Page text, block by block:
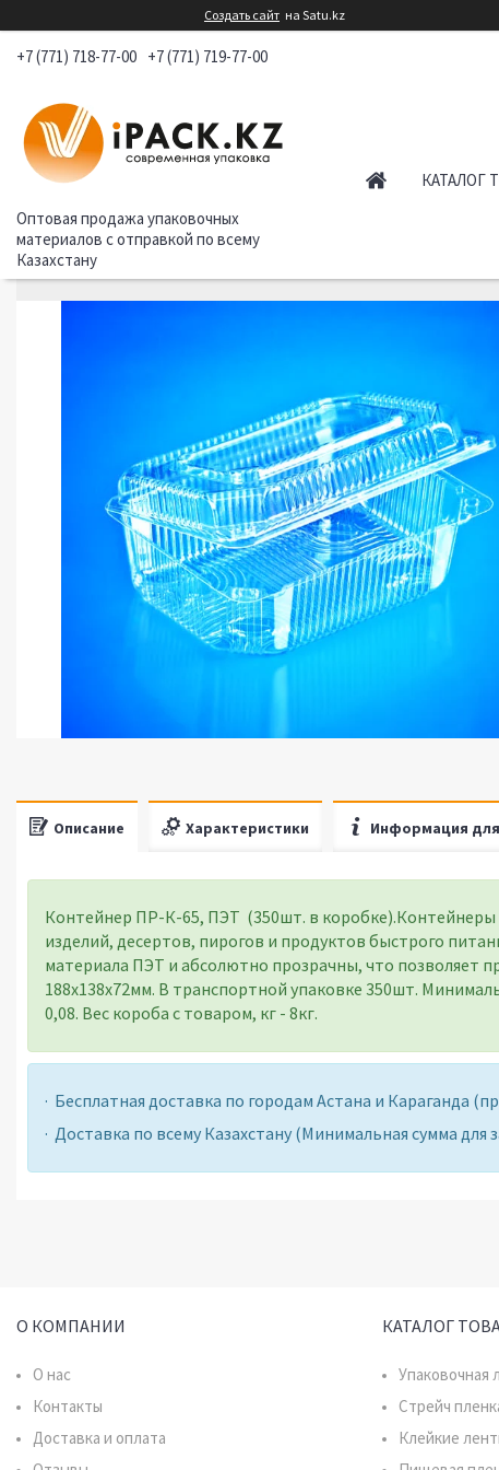
Создать сайт на Satu.kz
+7 (771) 718-77-00 +7 (771) 719-77-00
Оптовая продажа упаковочных
материалов с отправкой по всему
Казахстану
КАТАЛОГ
Описание Характеристики Информация для
Контейнер ПР-К-65, ПЭТ (350шт. в коробке).Контейнеры
изделий, десертов, пирогов и продуктов быстрого
материала ПЭТ и абсолютно прозрачны, что позволяет
188х138х72мм. В транспортной упаковке 350шт.
0,08. Вес короба с товаром, кг - 8кг.
· Бесплатная доставка по городам Астана и
· Доставка по всему Казахстану (Минимальная сумма для
О КОМПАНИИ
О нас
Контакты
Доставка и оплата
КАТАЛОГ
Упаковочная
Стрейч
Клейкие